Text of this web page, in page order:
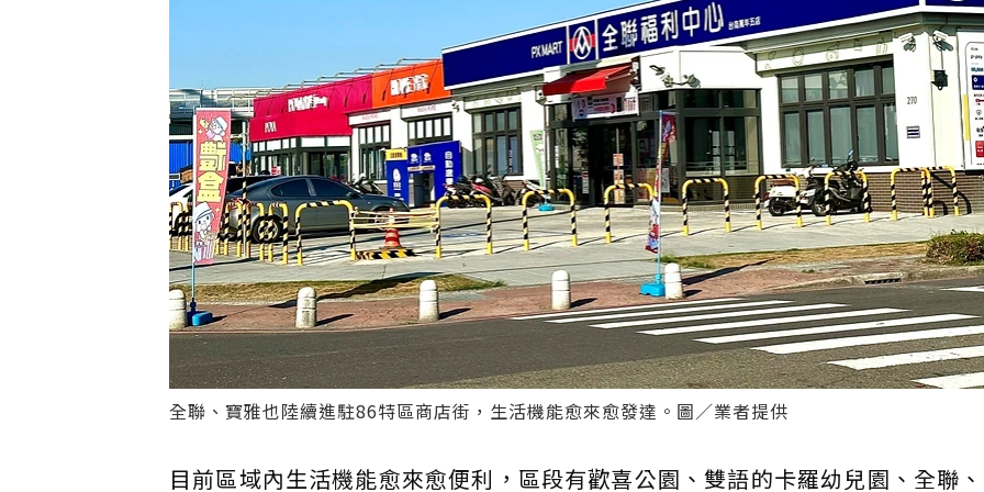
全聯、寶雅也陸續進駐86特區商店街，生活機能愈來愈發達。圖／業者提供
目前區域內生活機能愈來愈便利，區段有歡喜公園、雙語的卡羅幼兒園、全聯